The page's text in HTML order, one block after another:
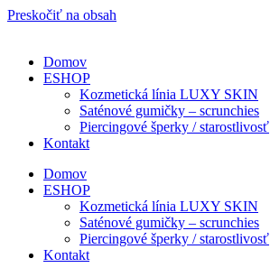
Preskočiť na obsah
Domov
ESHOP
Kozmetická línia LUXY SKIN
Saténové gumičky – scrunchies
Piercingové šperky / starostlivosť
Kontakt
Domov
ESHOP
Kozmetická línia LUXY SKIN
Saténové gumičky – scrunchies
Piercingové šperky / starostlivosť
Kontakt